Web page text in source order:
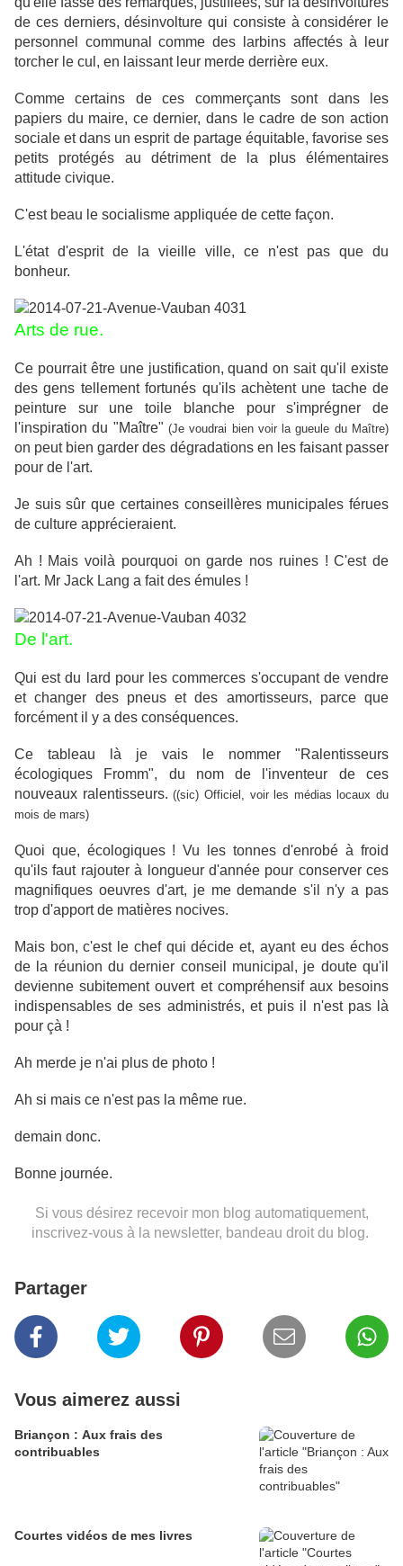
de ces derniers, désinvolture qui consiste à considérer le
personnel communal comme des larbins affectés à leur
torcher le cul, en laissant leur merde derrière eux.
Comme certains de ces commerçants sont dans les
papiers du maire, ce dernier, dans le cadre de son action
sociale et dans un esprit de partage équitable, favorise ses
petits protégés au détriment de la plus élémentaires
attitude civique.
C'est beau le socialisme appliquée de cette façon.
L'état d'esprit de la vieille ville, ce n'est pas que du
bonheur.
Arts de rue.
Ce pourrait être une justification, quand on sait qu'il existe
des gens tellement fortunés qu'ils achètent une tache de
peinture sur une toile blanche pour s'imprégner de
l'inspiration du "Maître" (Je voudrai bien voir la gueule du Maître)
on peut bien garder des dégradations en les faisant passer
pour de l'art.
Je suis sûr que certaines conseillères municipales férues
de culture apprécieraient.
Ah ! Mais voilà pourquoi on garde nos ruines ! C'est de
l'art. Mr Jack Lang a fait des émules !
De l'art.
Qui est du lard pour les commerces s'occupant de vendre
et changer des pneus et des amortisseurs, parce que
forcément il y a des conséquences.
Ce tableau là je vais le nommer "Ralentisseurs
écologiques Fromm", du nom de l'inventeur de ces
nouveaux ralentisseurs.((sic) Officiel, voir les médias locaux du
mois de mars)
Quoi que, écologiques ! Vu les tonnes d'enrobé à froid
qu'ils faut rajouter à longueur d'année pour conserver ces
magnifiques oeuvres d'art, je me demande s'il n'y a pas
trop d'apport de matières nocives.
Mais bon, c'est le chef qui décide et, ayant eu des échos
de la réunion du dernier conseil municipal, je doute qu'il
devienne subitement ouvert et compréhensif aux besoins
indispensables de ses administrés, et puis il n'est pas là
pour çà !
Ah merde je n'ai plus de photo !
Ah si mais ce n'est pas la même rue.
demain donc.
Bonne journée.
Si vous désirez recevoir mon blog automatiquement,
inscrivez-vous à la newsletter, bandeau droit du blog.
Partager
Vous aimerez aussi
Briançon : Aux frais des
contribuables
Courtes vidéos de mes livres